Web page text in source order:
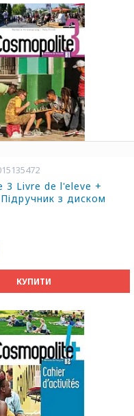
3 Livre de l'eleve +
з диском
КУПИТИ